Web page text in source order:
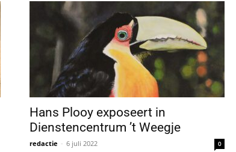
Hans Plooy exposeert in
Dienstencentrum ’t Weegje
redactie - 6 juli 2022 0